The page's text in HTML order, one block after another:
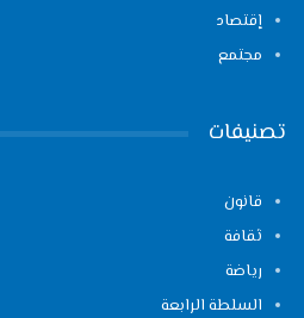
إقتصاد
مجتمع
تصنيفات
قانون
ثقافة
رياضة
السلطة الرابعة